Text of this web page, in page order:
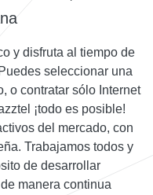
y disfruta al tiempo de
seleccionar una
o contratar sólo Internet
¡todo es posible!
del mercado, con
Trabajamos todos y
de desarrollar
manera continua